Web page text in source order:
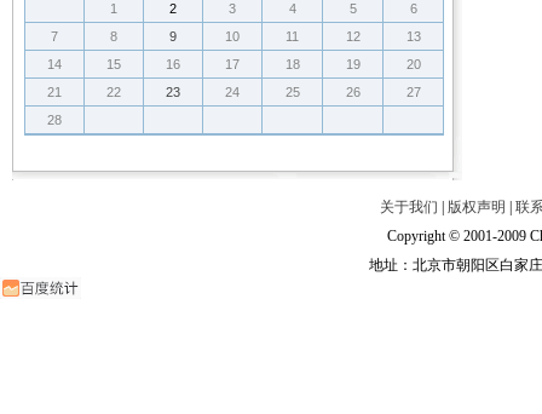
1 2 3 4 5
6
7
8 9 10 11 12
13
14
15 16 17 18 19
20
21
22 23 24 25 26
27
28
关于我们 版权声明
联
Copyright © 2001-2009
地址：北京市朝阳区白家